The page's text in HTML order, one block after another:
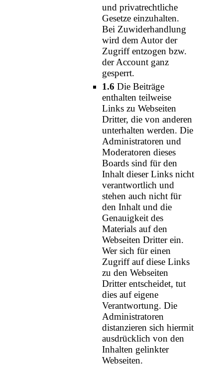
und privatrechtliche
Gesetze einzuhalten.
Bei Zuwiderhandlung
wird dem Autor der
Zugriff entzogen bzw.
der Account ganz
gesperrt.
1.6 Die Beiträge
enthalten teilweise
Links zu Webseiten
Dritter, die von anderen
unterhalten werden. Die
Administratoren und
Moderatoren dieses
Boards sind für den
Inhalt dieser Links nicht
verantwortlich und
stehen auch nicht für
den Inhalt und die
Genauigkeit des
Materials auf den
Webseiten Dritter ein.
Wer sich für einen
Zugriff auf diese Links
zu den Webseiten
Dritter entscheidet, tut
dies auf eigene
Verantwortung. Die
Administratoren
distanzieren sich hiermit
ausdrücklich von den
Inhalten gelinkter
Webseiten.